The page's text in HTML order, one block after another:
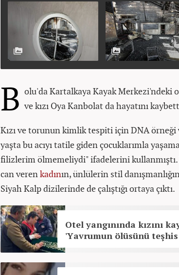
B olu'da Kartalkaya Kayak Merkezi'ndeki
ve kızı Oya Kanbolat da hayatını
Kızı ve torunun kimlik tespiti için DNA örneği
yaşta bu acıyı tatile giden çocuklarımla
filizlerim ölmemeliydi" ifadelerini kullanmıştı.
can verenkadının, ünlülerin stil
Siyah Kalp dizilerinde de çalıştığı ortaya çıktı.
Otel yangınında kızını
'Yavrumun ölüsünü